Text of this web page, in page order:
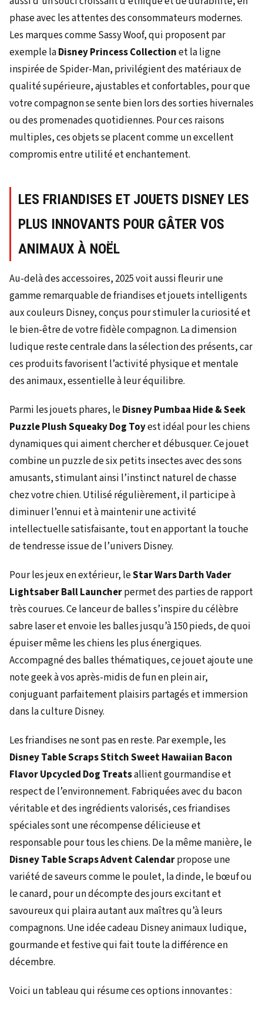
phase avec les attentes des consommateurs modernes.
Les marques comme Sassy Woof, qui proposent par
exemple laDisney Princess Collectionet la ligne
inspirée de Spider-Man, privilégient des matériaux de
qualité supérieure, ajustables et confortables, pour que
votre compagnon se sente bien lors des sorties hivernales
ou des promenades quotidiennes. Pour ces raisons
multiples, ces objets se placent comme un excellent
compromis entre utilité et enchantement.
LES FRIANDISES ET JOUETS DISNEY LES
PLUS INNOVANTS POUR GÂTER VOS
ANIMAUX À NOËL
Au-delà des accessoires, 2025 voit aussi fleurir une
gamme remarquable de friandises et jouets intelligents
aux couleurs Disney, conçus pour stimuler la curiosité et
le bien-être de votre fidèle compagnon. La dimension
ludique reste centrale dans la sélection des présents, car
ces produits favorisent l’activité physique et mentale
des animaux, essentielle à leur équilibre.
Parmi les jouets phares, leDisney Pumbaa Hide & Seek
Puzzle Plush Squeaky Dog Toyest idéal pour les chiens
dynamiques qui aiment chercher et débusquer. Ce jouet
combine un puzzle de six petits insectes avec des sons
amusants, stimulant ainsi l’instinct naturel de chasse
chez votre chien. Utilisé régulièrement, il participe à
diminuer l’ennui et à maintenir une activité
intellectuelle satisfaisante, tout en apportant la touche
de tendresse issue de l’univers Disney.
Pour les jeux en extérieur, leStar Wars Darth Vader
Lightsaber Ball Launcherpermet des parties de rapport
très courues. Ce lanceur de balles s’inspire du célèbre
sabre laser et envoie les balles jusqu’à 150 pieds, de quoi
épuiser même les chiens les plus énergiques.
Accompagné des balles thématiques, ce jouet ajoute une
note geek à vos après-midis de fun en plein air,
conjuguant parfaitement plaisirs partagés et immersion
dans la culture Disney.
Les friandises ne sont pas en reste. Par exemple, les
Disney Table Scraps Stitch Sweet Hawaiian Bacon
Flavor Upcycled Dog Treatsallient gourmandise et
respect de l’environnement. Fabriquées avec du bacon
véritable et des ingrédients valorisés, ces friandises
spéciales sont une récompense délicieuse et
responsable pour tous les chiens. De la même manière, le
Disney Table Scraps Advent Calendarpropose une
variété de saveurs comme le poulet, la dinde, le bœuf ou
le canard, pour un décompte des jours excitant et
savoureux qui plaira autant aux maîtres qu’à leurs
compagnons. Une idée cadeau Disney animaux ludique,
gourmande et festive qui fait toute la différence en
décembre.
Voici un tableau qui résume ces options innovantes :